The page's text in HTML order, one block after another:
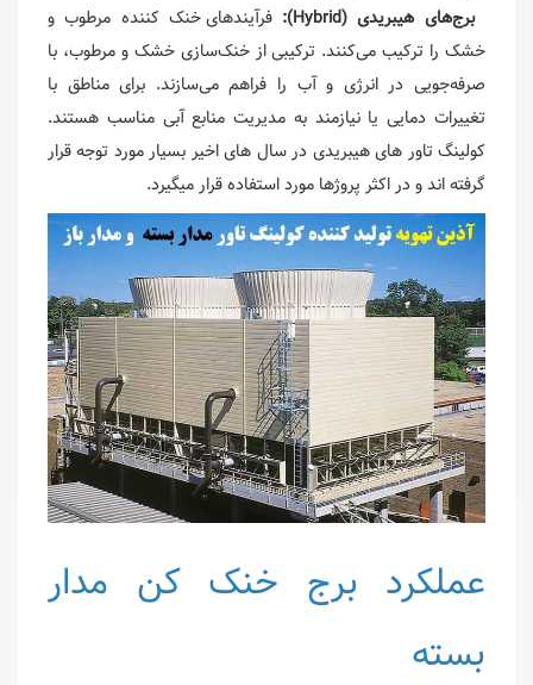
برج‌های هیبریدی (Hybrid):
فرآیندهای خنک کننده مرطوب و
خشک را ترکیب می‌کنند. ترکیبی از خنک‌سازی خشک و مرطوب، با
صرفه‌جویی در انرژی و آب را فراهم می‌سازند. برای مناطق با
تغییرات دمایی یا نیازمند به مدیریت منابع آبی مناسب هستند.
کولینگ تاور های هیبریدی در سال های اخیر بسیار مورد توجه قرار
گرفته اند و در اکثر پروژها مورد استفاده قرار میگیرد.
عملکرد برج خنک کن مدار
بسته